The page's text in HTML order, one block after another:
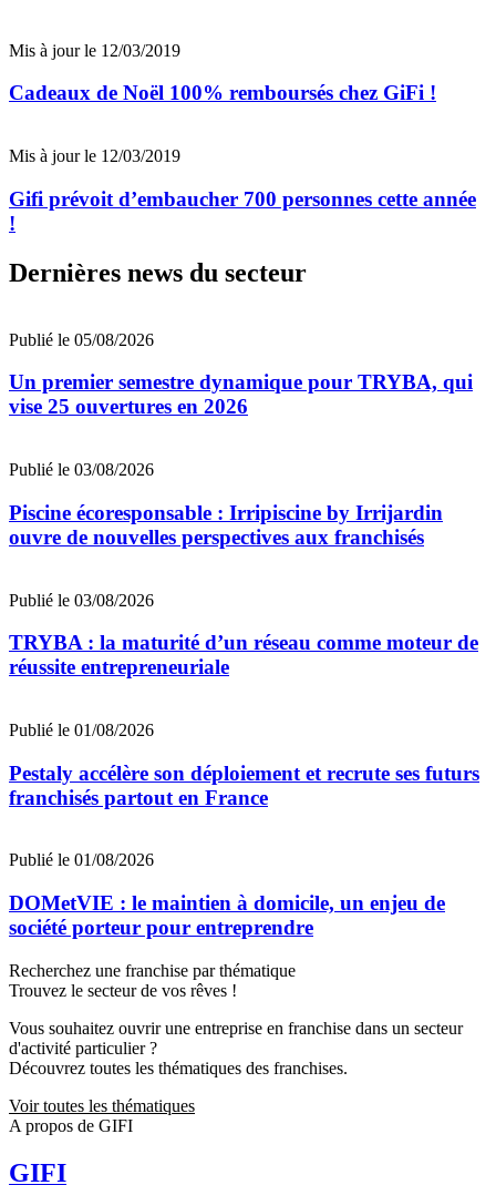
Mis à jour le 12/03/2019
Cadeaux de Noël 100% remboursés chez GiFi !
Mis à jour le 12/03/2019
Gifi prévoit d’embaucher 700 personnes cette année
!
Dernières news du secteur
Publié le 05/08/2026
Un premier semestre dynamique pour TRYBA, qui
vise 25 ouvertures en 2026
Publié le 03/08/2026
Piscine écoresponsable : Irripiscine by Irrijardin
ouvre de nouvelles perspectives aux franchisés
Publié le 03/08/2026
TRYBA : la maturité d’un réseau comme moteur de
réussite entrepreneuriale
Publié le 01/08/2026
Pestaly accélère son déploiement et recrute ses futurs
franchisés partout en France
Publié le 01/08/2026
DOMetVIE : le maintien à domicile, un enjeu de
société porteur pour entreprendre
Recherchez une franchise par thématique
Trouvez le secteur de vos rêves !
Vous souhaitez ouvrir une entreprise en franchise dans un secteur
d'activité particulier ?
Découvrez toutes les thématiques des franchises.
Voir toutes les thématiques
A propos de GIFI
GIFI